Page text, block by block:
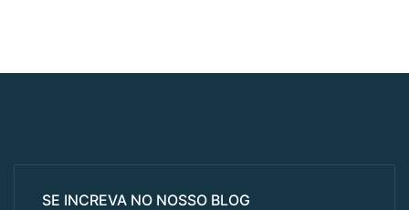
SE INCREVA NO NOSSO BLOG